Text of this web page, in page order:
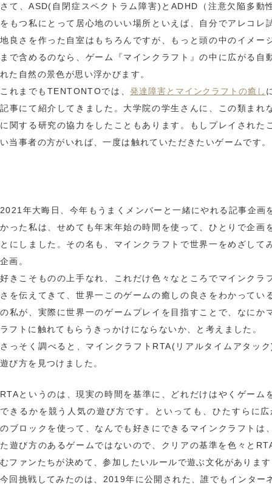
さて、ASD(自閉症スペクトラム障害)とADHD（注意欠陥多動
をもつ私にとって居心地のいい場所といえば、自分でアレコレ
地良さを作った自室はもちろんですが、もっと頭の中のイメー
まで含めるのなら、ゲーム『マインクラフト』の中に広がる自
れた自然の景色が思い浮かびます。
これまでもTENTONTOでは、発達障害とマインクラフトの癒し
記事にて紹介してきました。大学院の学生さんに、この類まれ
に関する研究の協力をしたこともあります。もしプレイされた
い当事者の方がいれば、一度は触れていただきたいゲームです。
2021年大晦日、今年もうまくメンバーと一緒にやれる記事企画
かった私は、せめても年末年始の時間を使って、ひとりで企画
とにしました。その名も、マインクラフトで世界一をめざして
企画。
好きこそものの上手なれ、これだけ色々なところでマインクラ
さを伝えてきて、世界一このゲームの癒しの良さをわかってい
の私が、実際に世界一のゲームプレイを目指すことで、なにか
ラフトに触れてもらうきっかけにならないか、と考えました。
さっそく調べると、マインクラフトRTA(リアルタイムアタッ
遊び方を見つけました。
RTAというのは、現実の時間を基準に、どれだけはやくゲーム
できるかを競う人気の遊び方です。といっても、ひたすらに
のブロックを使って、なんでも好きにできるマインクラフトは
た遊び方のあるゲームではないので、クリアの基準を色々と
むファンたちが決めて、参加したいルールで遊ぶ文化がありま
今回挑戦してみたのは、2019年に公開された、誰でもインター